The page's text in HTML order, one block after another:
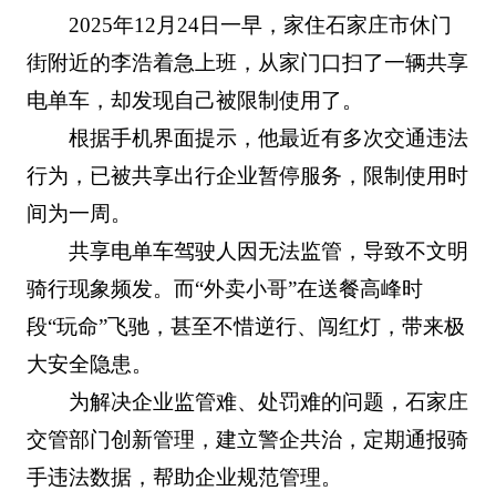
2025年12月24日一早，家住石家庄市休门
街附近的李浩着急上班，从家门口扫了一辆共享
电单车，却发现自己被限制使用了。
根据手机界面提示，他最近有多次交通违法
行为，已被共享出行企业暂停服务，限制使用时
间为一周。
共享电单车驾驶人因无法监管，导致不文明
骑行现象频发。而“外卖小哥”在送餐高峰时
段“玩命”飞驰，甚至不惜逆行、闯红灯，带来极
大安全隐患。
为解决企业监管难、处罚难的问题，石家庄
交管部门创新管理，建立警企共治，定期通报骑
手违法数据，帮助企业规范管理。